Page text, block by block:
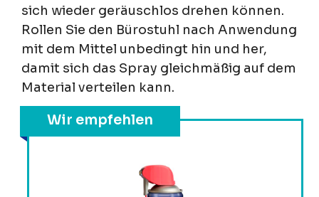
sich wieder geräuschlos drehen können.
Rollen Sie den Bürostuhl nach Anwendung
mit dem Mittel unbedingt hin und her,
damit sich das Spray gleichmäßig auf dem
Material verteilen kann.
Wir empfehlen